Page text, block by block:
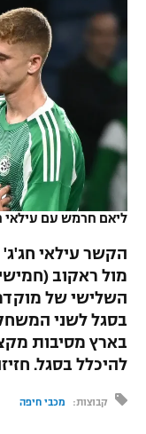
רץ ברשת
תוצאות
לוח שידורים
ברחבה
"מעל הליגה" –
גביע המדינה
נבחרת ישראל
מכבי חיפה
בית"ר ירושלים
מכבי תל אביב
הפועל חיפה
הפועל באר שבע
מכבי נתניה
בני יהודה
ליגה גרמנית
ליגה ספרדית
ליגה איטלקית
ליגה צרפתית
ליגה הולנדית
ליגה טורקית
ליגה סינית
ליגות נוספות
ליגה לאומית
כדורסל נשים
מכבי תל אביב
הפועל חולון
הפועל ירושלים
דני אבדיה
NBA
יורוליג
ענפים נוספים
טניס
כדוריד
כדורעף
שחייה
ג'ודו
אגרוף
ספורט אולימפי
ליאם חרמש עם עילאי
הקשר עילאי
השלישי של
בסגל לשני
בארץ מסיבות
להיכלל בסגל.
קבוצות: מכבי חיפה